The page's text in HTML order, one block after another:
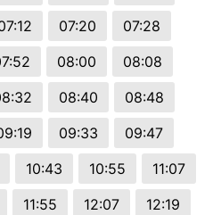
07:20
07:28
08:00
08:08
08:40
08:48
09:33
09:47
10:43 10:55
11:07
11:55 12:07
12:19